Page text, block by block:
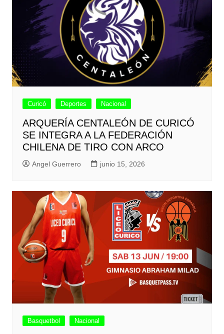
Curicó Deportes Nacional
ARQUERÍA CENTALEÓN DE CURICÓ
SE INTEGRA A LA FEDERACIÓN
CHILENA DE TIRO CON ARCO
Angel Guerrero junio 15, 2026
Basquetbol Nacional